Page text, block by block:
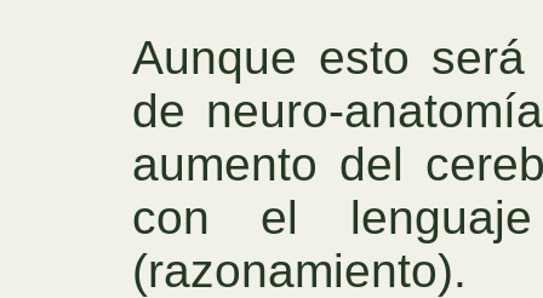
Aunque esto
de neuro-
aumento del
con el
(razonamiento).